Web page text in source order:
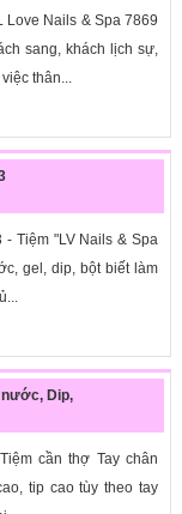
Love Nails & Spa 7869
sang, khách lịch sự,
thân...
Tiệm "LV Nails & Spa
gel, dip, bột biết làm
nước, Dip,
cần thợ Tay chân
tip cao tùy theo tay